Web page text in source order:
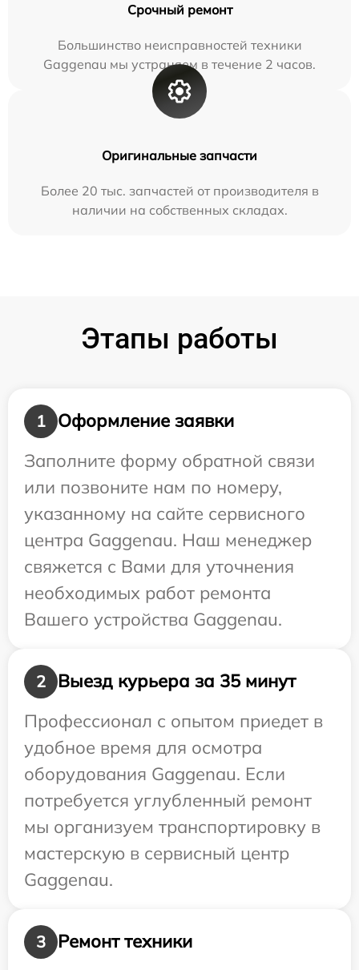
Срочный ремонт
Большинство неисправностей техники
Gaggenau мы устраняем в течение 2 часов.
Оригинальные запчасти
Более 20 тыс. запчастей от производителя в
наличии на собственных складах.
Этапы работы
1
Оформление заявки
Заполните форму обратной связи
или позвоните нам по номеру,
указанному на сайте сервисного
центра Gaggenau. Наш менеджер
свяжется с Вами для уточнения
необходимых работ ремонта
Вашего устройства Gaggenau.
2
Выезд курьера за 35 минут
Профессионал с опытом приедет в
удобное время для осмотра
оборудования Gaggenau. Если
потребуется углубленный ремонт
мы организуем транспортировку в
мастерскую в сервисный центр
Gaggenau.
3
Ремонт техники